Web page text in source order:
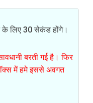
के लिए 30 सेकंड होंगे।
बरती गई है। फिर
में हमे इससे अवगत